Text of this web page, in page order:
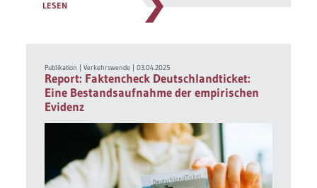
LESEN
Publikation |Verkehrswende |03.04.2025
Report: Faktencheck Deutschlandticket:
Eine Bestandsaufnahme der empirischen
Evidenz